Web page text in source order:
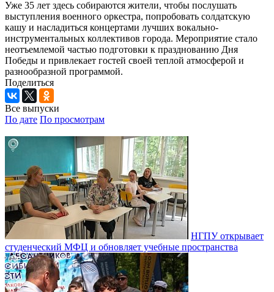
Уже 35 лет здесь собираются жители, чтобы послушать
выступления военного оркестра, попробовать солдатскую
кашу и насладиться концертами лучших вокально-
инструментальных коллективов города. Мероприятие стало
неотъемлемой частью подготовки к празднованию Дня
Победы и привлекает гостей своей теплой атмосферой и
разнообразной программой.
Поделиться
Все выпуски
По дате По просмотрам
НГПУ открывает
студенческий МФЦ и обновляет учебные пространства